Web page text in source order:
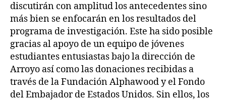
discutirán con amplitud los antecedentes sino
más bien se enfocarán en los resultados del
programa de investigación. Este ha sido posible
gracias al apoyo de un equipo de jóvenes
estudiantes entusiastas bajo la dirección de
Arroyo así como las donaciones recibidas a
través de la Fundación Alphawood y el Fondo
del Embajador de Estados Unidos. Sin ellos, los